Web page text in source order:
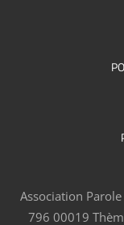
Association
796 00019